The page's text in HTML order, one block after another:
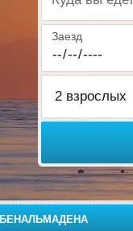
Куда вы едете?
Заезд
БЕНАЛЬМАДЕНА